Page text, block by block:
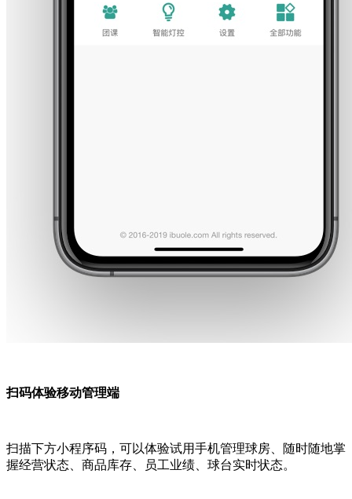
扫码体验移动管理端
扫描下方小程序码，可以体验试用手机管理球房、随时随地掌
握经营状态、商品库存、员工业绩、球台实时状态。